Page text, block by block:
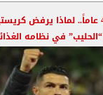
سر الـ 41 عاماً.. لماذا يرفض
“الحليب” في نظامه